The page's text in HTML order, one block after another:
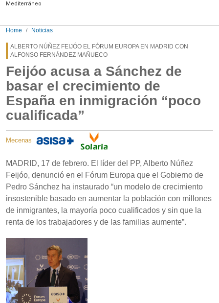
Mediterráneo
Home Noticias
ALBERTO NÚÑEZ FEIJÓO EL FÓRUM EUROPA EN MADRID CON
ALFONSO FERNÁNDEZ MAÑUECO
Feijóo acusa a Sánchez de
basar el crecimiento de
España en inmigración “poco
cualificada”
Mecenas
MADRID, 17 de febrero. El líder del PP, Alberto Núñez
Feijóo, denunció en el Fórum Europa que el Gobierno de
Pedro Sánchez ha instaurado “un modelo de crecimiento
insostenible basado en aumentar la población con millones
de inmigrantes, la mayoría poco cualificados y sin que la
renta de los trabajadores y de las familias aumente”.